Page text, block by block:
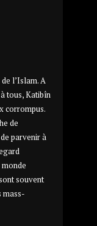
l’Islam. A
tous, Katibîn
corrompus.
de
parvenir à
souvent
mass-